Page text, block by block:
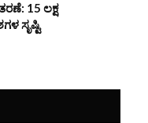
15 ಲಕ್ಷ
ಸೃಷ್ಟಿ